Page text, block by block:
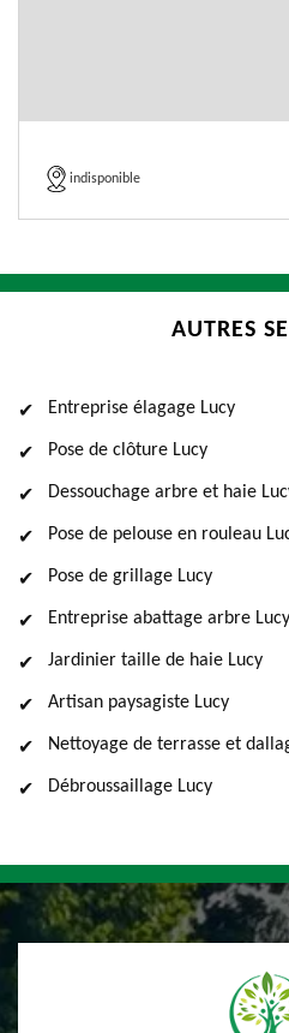
indisponible
AUTRES
Entreprise élagage Lucy
Pose de clôture Lucy
Dessouchage arbre et haie
Pose de pelouse en rouleau
Pose de grillage Lucy
Entreprise abattage arbre Lucy
Jardinier taille de haie Lucy
Artisan paysagiste Lucy
Nettoyage de terrasse et
Débroussaillage Lucy